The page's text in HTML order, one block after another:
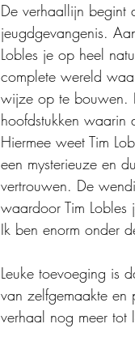
De verhaallijn begint
jeugdgevangenis.
Lobles je op heel
complete wereld
wijze op te bouwen.
hoofdstukken
Hiermee weet Tim
een mysterieuze en
vertrouwen. De
waardoor Tim
Ik ben enorm onder
Leuke toevoeging is
van zelfgemaakte en
verhaal nog meer tot